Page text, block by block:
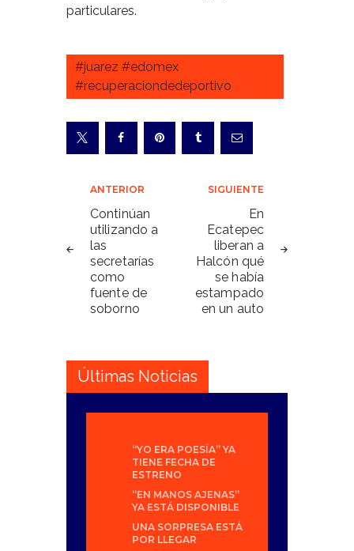
particulares.
#juarez #edomex
#recuperaciondedeportivo
Navegación
de
entradas
ANTERIOR
Continúan
utilizando a
las
secretarías
como
fuente de
soborno
SIGUIENTE
En
Ecatepec
liberan a
Halcón qué
se había
estampado
en un auto
Últimas Noticias
“YO ERA POESÍA” YA
TIENE FECHA DE
ESTRENO
“EN MANOS AJENAS”
YA ESTÁ DISPONIBLE
UNA SORPRESA ESTÁ
POR LLEGAR